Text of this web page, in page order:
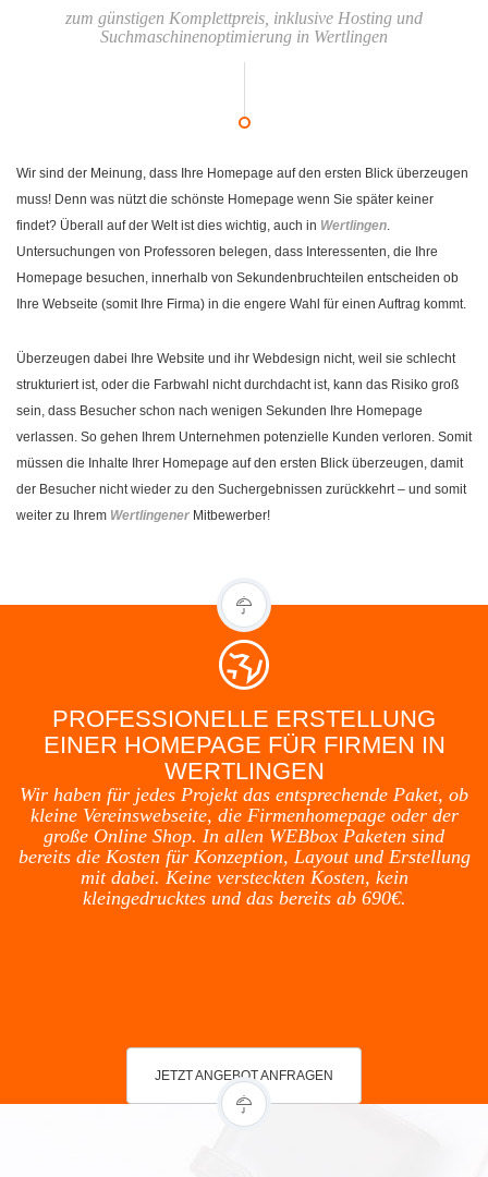
zum günstigen Komplettpreis, inklusive Hosting und
Suchmaschinenoptimierung in Wertlingen
Wir sind der Meinung, dass Ihre Homepage auf den ersten Blick überzeugen
muss! Denn was nützt die schönste Homepage wenn Sie später keiner
findet? Überall auf der Welt ist dies wichtig, auch in Wertlingen.
Untersuchungen von Professoren belegen, dass Interessenten, die Ihre
Homepage besuchen, innerhalb von Sekundenbruchteilen entscheiden ob
Ihre Webseite (somit Ihre Firma) in die engere Wahl für einen Auftrag kommt.
Überzeugen dabei Ihre Website und ihr Webdesign nicht, weil sie schlecht
strukturiert ist, oder die Farbwahl nicht durchdacht ist, kann das Risiko groß
sein, dass Besucher schon nach wenigen Sekunden Ihre Homepage
verlassen. So gehen Ihrem Unternehmen potenzielle Kunden verloren. Somit
müssen die Inhalte Ihrer Homepage auf den ersten Blick überzeugen, damit
der Besucher nicht wieder zu den Suchergebnissen zurückkehrt – und somit
weiter zu Ihrem Wertlingener Mitbewerber!
PROFESSIONELLE ERSTELLUNG
EINER HOMEPAGE FÜR FIRMEN IN
WERTLINGEN
Wir haben für jedes Projekt das entsprechende Paket, ob
kleine Vereinswebseite, die Firmenhomepage oder der
große Online Shop. In allen WEBbox Paketen sind
bereits die Kosten für Konzeption, Layout und Erstellung
mit dabei. Keine versteckten Kosten, kein
kleingedrucktes und das bereits ab 690€.
JETZT ANGEBOT ANFRAGEN